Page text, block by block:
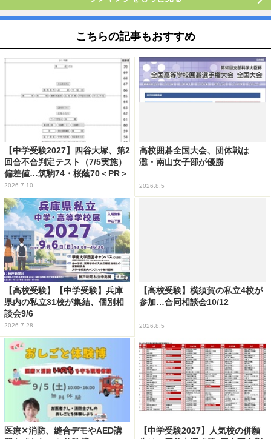
こちらの記事もおすすめ
【中学受験2027】四谷大塚、第2
回合不合判定テスト（7/5実施）
偏差値…筑駒74・桜蔭70＜PR＞
2026.7.10
高校囲碁全国大会、団体戦は
灘・南山女子部が優勝
2026.8.5
【高校受験】【中学受験】兵庫
県内の私立31校が集結、個別相
談会9/6
2026.7.28
【高校受験】横須賀の私立4校が
参加…合同相談会10/12
2026.8.5
医療✕消防、縫合デモやAED講
【中学受験2027】人気校の併願